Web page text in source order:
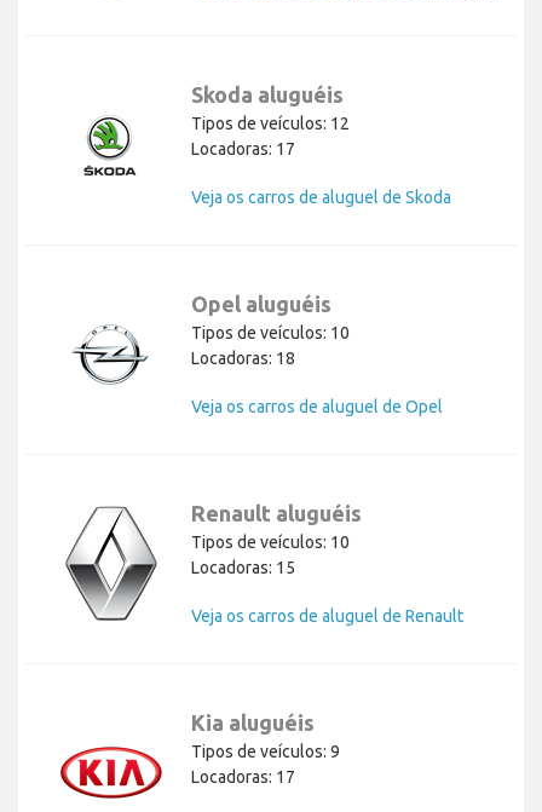
Skoda aluguéis
Tipos de veículos: 12
Locadoras: 17
Veja os carros de aluguel de Skoda
Opel aluguéis
Tipos de veículos: 10
Locadoras: 18
Veja os carros de aluguel de Opel
Renault aluguéis
Tipos de veículos: 10
Locadoras: 15
Veja os carros de aluguel de Renault
Kia aluguéis
Tipos de veículos: 9
Locadoras: 17